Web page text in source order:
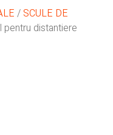
/ SCULE DE
pentru distantiere